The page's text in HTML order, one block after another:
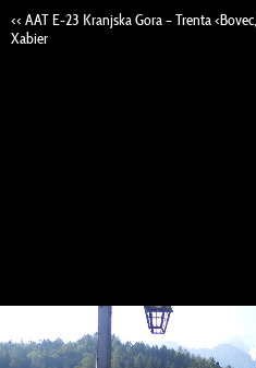
<< AAT E-23 Kranjska Gora – Trenta
Xabier